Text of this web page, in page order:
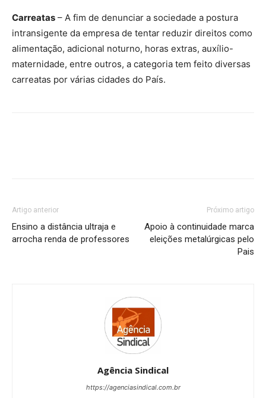
Carreatas – A fim de denunciar a sociedade a postura
intransigente da empresa de tentar reduzir direitos como
alimentação, adicional noturno, horas extras, auxílio-
maternidade, entre outros, a categoria tem feito diversas
carreatas por várias cidades do País.
Artigo anterior
Ensino a distância ultraja e
arrocha renda de professores
Próximo artigo
Apoio à continuidade marca
eleições metalúrgicas pelo
Pais
Agência Sindical
https://agenciasindical.com.br